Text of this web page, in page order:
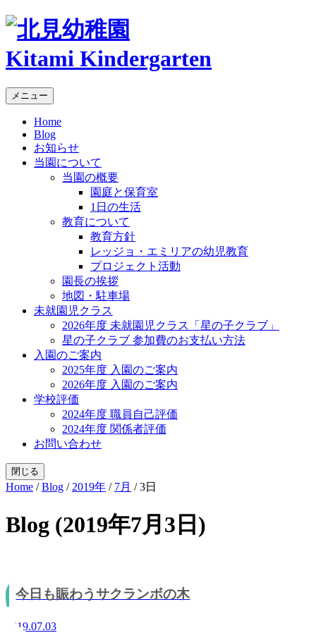
Kitami Kindergarten
メニュー
Home
Blog
お知らせ
当園について
当園の概要
園庭と保育室
1日の生活
教育について
教育方針
レッジョ・エミリアの幼児教育
プロジェクト活動
園長の挨拶
地図・駐車場
未就園児クラス
2026年度 未就園児クラス「星の子クラブ」
星の子クラブ 参加費のお支払い方法
入園のご案内
2025年度 入園のご案内
2026年度 入園のご案内
学校評価
2024年度 職員自己評価
2024年度 関係者評価
お問い合わせ
閉じる
Home /Blog / 2019年 / 7月 /3日
Blog (2019年7月3日)
今日も賑わうサクランボの木
2019.07.03